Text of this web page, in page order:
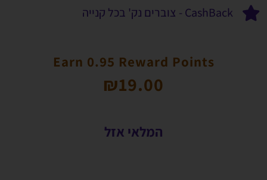
CashBack - צוברים נק' בכל קנייה
Earn 0.95 Reward Points
₪19.00
המלאי אזל